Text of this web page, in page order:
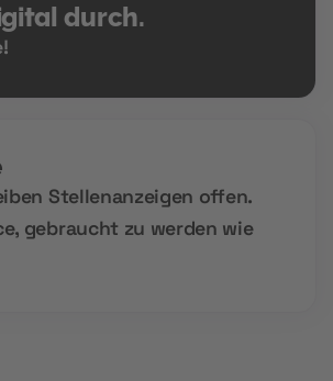
durch.
Stellenanzeigen offen.
gebraucht zu werden wie